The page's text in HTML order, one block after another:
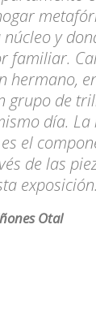
y
familiar.
hermano,
grupo de
día.
el
de las
Otal